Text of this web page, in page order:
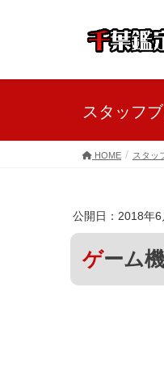
スタッフ
HOME スタッ
公開日：2018年
ゲー